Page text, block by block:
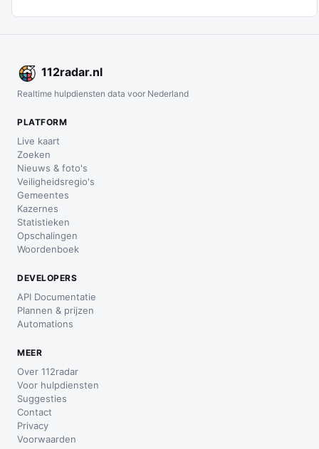
112radar.nl
Realtime hulpdiensten data voor Nederland
PLATFORM
Live kaart
Zoeken
Nieuws & foto's
Veiligheidsregio's
Gemeentes
Kazernes
Statistieken
Opschalingen
Woordenboek
DEVELOPERS
API Documentatie
Plannen & prijzen
Automations
MEER
Over 112radar
Voor hulpdiensten
Suggesties
Contact
Privacy
Voorwaarden